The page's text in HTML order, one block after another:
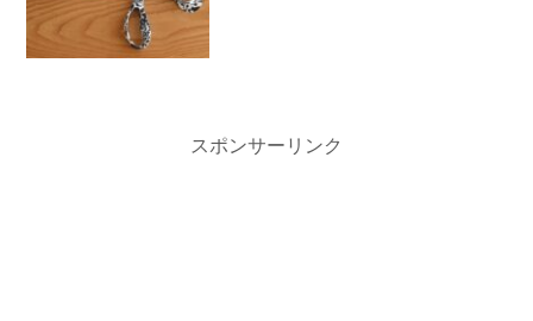
スポンサーリンク